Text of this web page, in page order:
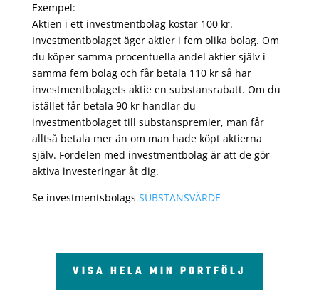
Exempel:
Aktien i ett investmentbolag kostar 100 kr.
Investmentbolaget äger aktier i fem olika bolag. Om
du köper samma procentuella andel aktier själv i
samma fem bolag och får betala 110 kr så har
investmentbolagets aktie en substansrabatt. Om du
istället får betala 90 kr handlar du
investmentbolaget till substanspremier, man får
alltså betala mer än om man hade köpt aktierna
själv. Fördelen med investmentbolag är att de gör
aktiva investeringar åt dig.
Se investmentsbolags SUBSTANSVÄRDE
VISA HELA MIN PORTFÖLJ